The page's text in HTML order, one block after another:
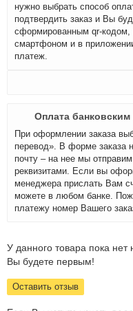
нужно выбрать способ
подтвердить заказ и Вы
сформированным qr-кодом,
смартфоном и в
платеж.
Оплата
При оформлении заказа
перевод». В форме заказа
почту – на нее мы
реквизитами. Если вы
менеджера прислать Вам
можете в любом банке.
платежу номер Вашего
У данного товара пока
Вы будете первым!
Оставить отзыв